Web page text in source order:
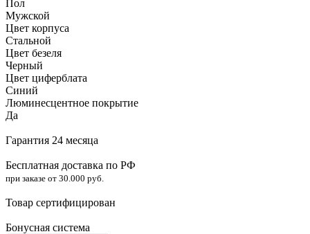
Пол
Мужской
Цвет корпуса
Стальной
Цвет безеля
Черный
Цвет циферблата
Синий
Люминесцентное покрытие
Да
Гарантия 24 месяца
Бесплатная доставка по РФ
при заказе от 30.000 руб.
Товар сертифицирован
Бонусная система